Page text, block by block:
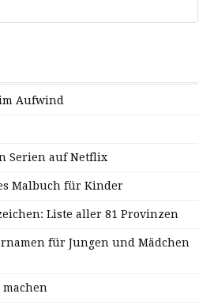
Aufwind
Serien auf Netflix
Malbuch für Kinder
Liste aller 81 Provinzen
für Jungen und Mädchen